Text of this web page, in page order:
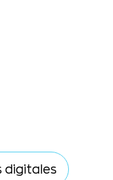
digitales